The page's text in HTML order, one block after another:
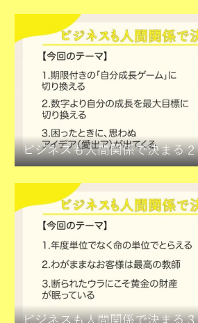
ビジネスも人間関係で決まる２
ビジネスも人間関係で決まる３